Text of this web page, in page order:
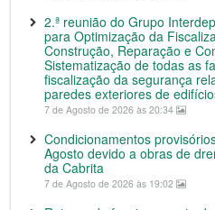
2.ª reunião do Grupo
para Optimização da
Construção, Reparação e
Sistematização de todas as
fiscalização da segurança
paredes exteriores de
7 de Agosto de 2026 às 20:34
Condicionamentos
Agosto devido a obras de
da Cabrita
7 de Agosto de 2026 às 19:02